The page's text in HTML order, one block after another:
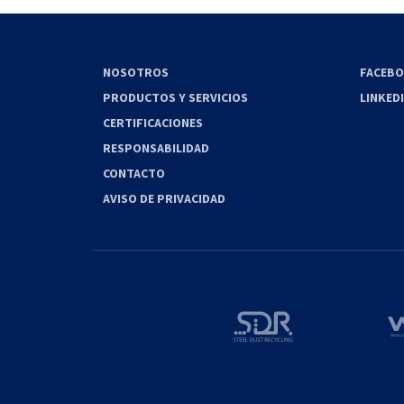
NOSOTROS
PRODUCTOS Y SERVICIOS
CERTIFICACIONES
RESPONSABILIDAD
CONTACTO
AVISO DE PRIVACIDAD